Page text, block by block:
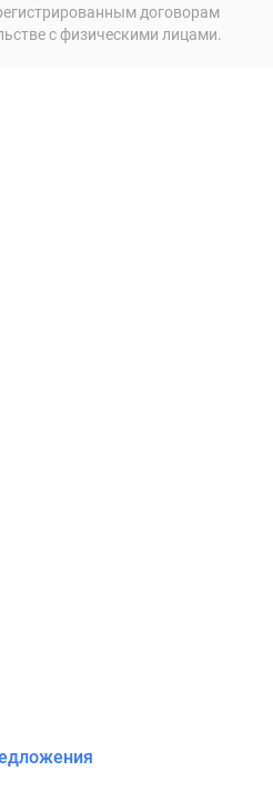
договорам
с физическими лицами.